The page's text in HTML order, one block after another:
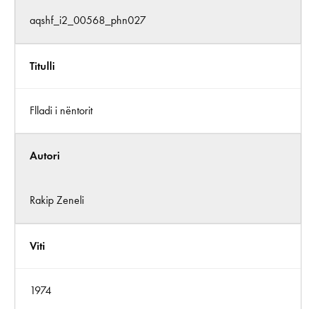
aqshf_i2_00568_phn027
Titulli
Flladi i nëntorit
Autori
Rakip Zeneli
Viti
1974